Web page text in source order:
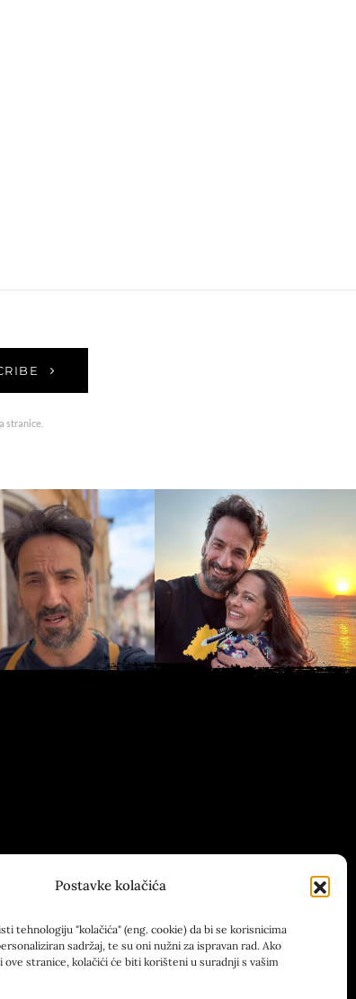
Postavke kolačića
tehnologiju "kolačića" (eng. cookie) da bi se korisnicima
sadržaj, te su oni nužni za ispravan rad. Ako
stranice, kolačići će biti korišteni u suradnji s vašim
stranice.